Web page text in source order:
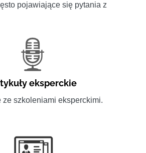
pojawiające się pytania z
eksperckie
ze szkoleniami eksperckimi.